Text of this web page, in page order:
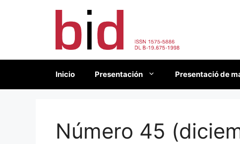
Inicio Presentación Presentació de
Número 45